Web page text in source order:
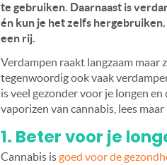
te gebruiken. Daarnaast is
én kun je het zelfs
een rij.
Verdampen raakt langzaam maar
tegenwoordig ook vaak
is veel gezonder voor je longen
vaporizen van cannabis, lees maar
1. Beter voor je
Cannabis isgoed voor de